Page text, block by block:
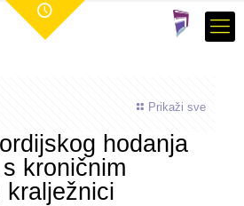
Prikaži sve
hodanja
kroničnim
kralježnici